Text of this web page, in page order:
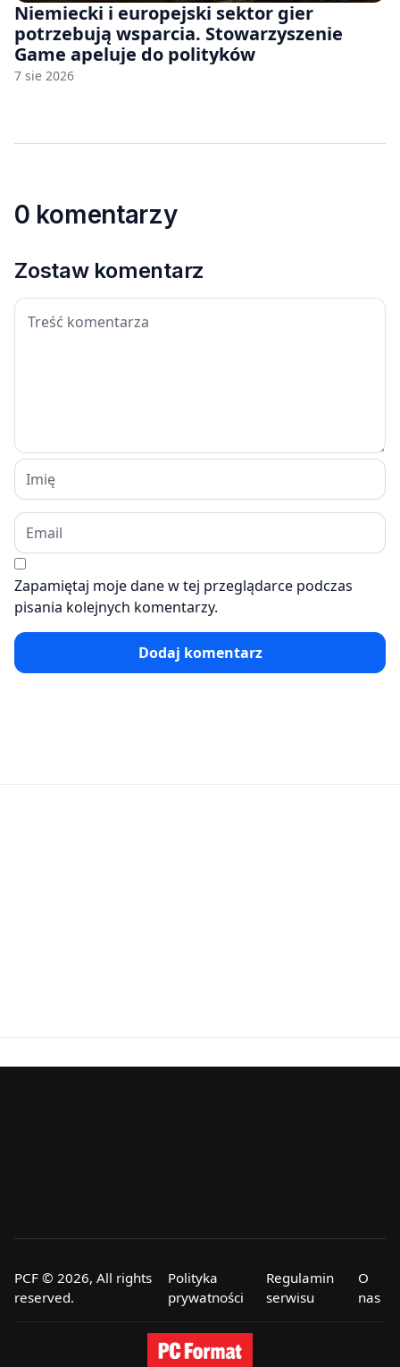
Niemiecki i europejski sektor gier
potrzebują wsparcia. Stowarzyszenie
Game apeluje do polityków
7 sie 2026
0 komentarzy
Zostaw komentarz
Zapamiętaj moje dane w tej przeglądarce podczas
pisania kolejnych komentarzy.
Dodaj komentarz
PCF © 2026, All rights
reserved.
Polityka
prywatności
Regulamin
serwisu
O
nas